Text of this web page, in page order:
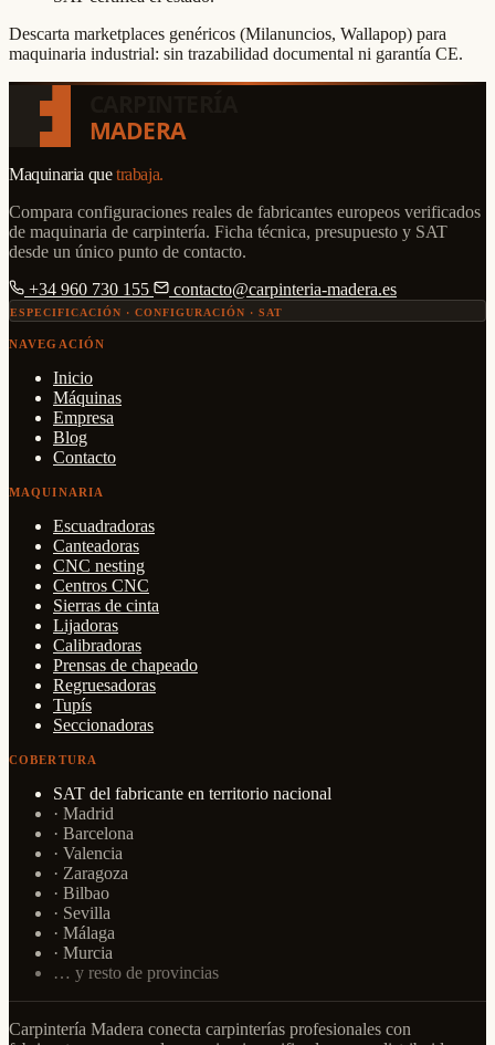
Descarta marketplaces genéricos (Milanuncios, Wallapop) para
maquinaria industrial: sin trazabilidad documental ni garantía CE.
MADERA
Maquinaria quetrabaja.
Compara configuraciones reales de fabricantes europeos verificados
de maquinaria de carpintería. Ficha técnica, presupuesto y SAT
desde un único punto de contacto.
+34 960 730 155
contacto@carpinteria-madera.es
ESPECIFICACIÓN · CONFIGURACIÓN · SAT
NAVEGACIÓN
Inicio
Máquinas
Empresa
Blog
Contacto
MAQUINARIA
Escuadradoras
Canteadoras
CNC nesting
Centros CNC
Sierras de cinta
Lijadoras
Calibradoras
Prensas de chapeado
Regruesadoras
Tupís
Seccionadoras
COBERTURA
SAT del fabricante en territorio nacional
· Madrid
· Barcelona
· Valencia
· Zaragoza
· Bilbao
· Sevilla
· Málaga
· Murcia
… y resto de provincias
Carpintería Madera conecta carpinterías profesionales con